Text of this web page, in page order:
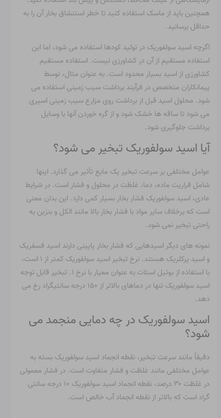
همچنین باید از ماسک استفاده کنید تا خطر استنشاق بخار آن را به
حداقل برسانید.
اگرچه اسید سولفوریک در تولید کودها استفاده می شود، اما این
استفاده مستقیم از آن در کشاورزی نیست. استفاده مستقیم
کشاورزی از اسید بسیار محدود است. به عنوان مثال، توسط
پیمانکاران متخصص در فرآیند برداشت سیب زمینی استفاده می
شود. محلول اسید قبل از برداشت روی مزارع سیب زمینی اسپری
می شود تا ساقه ها خشک شود و از گره خوردن آنها با وسایل
برداشت جلوگیری شود.
آیا اسید سولفوریک تبخیر می شود؟
عوامل مختلفی بر سرعت تبخیر یک مایع تأثیر می گذارد. اینها
شامل فراریت ماده، دما، غلظت در محلول و فشار است. در شرایط
عادی، اسید سولفوریک فشار بخار بسیار کمی دارد. این بدان معنی
است که برخلاف سایر مواد با فشار بخار بالا مانند الکل و بنزین به
راحتی تبخیر نمی شود.
نمونه های دیگر اسیدهایی که فشار بخار پایینی دارند اسید فسفریک
و اسید پرکلریک هستند. نرخ تبخیر اسید سولفوریک کمتر از ۱ است،
با استفاده از بوتیل استات به عنوان معیار با نرخ ۱. تبخیر قابل توجه
اسید سولفوریک تنها در دماهای بالاتر از ۱۵۰ درجه سانتیگراد رخ می
دهد.
اسید سولفوریک در چه دمایی منجمد می
شود؟
دقیقاً مانند سرعت تبخیر، نقطه انجماد اسید سولفوریک بسته به
عوامل مختلفی مانند غلظت و فشار متفاوت است. در فشار معمولی
در غلظت ۳۰ درصد، نقطه انجماد اسید سولفوریک ۱۰ درجه سانتی
گراد است که بالاتر از نقطه انجماد آب خالص است.